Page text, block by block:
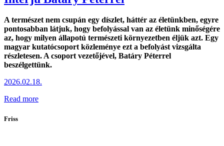
A természet nem csupán egy díszlet, háttér az életünkben, egyre
pontosabban látjuk, hogy befolyással van az életünk minőségére
az, hogy milyen állapotú természeti környezetben éljük azt. Egy
magyar kutatócsoport közleménye ezt a befolyást vizsgálta
részletesen. A csoport vezetőjével, Batáry Péterrel
beszélgettünk.
2026.02.18.
Read more
Friss